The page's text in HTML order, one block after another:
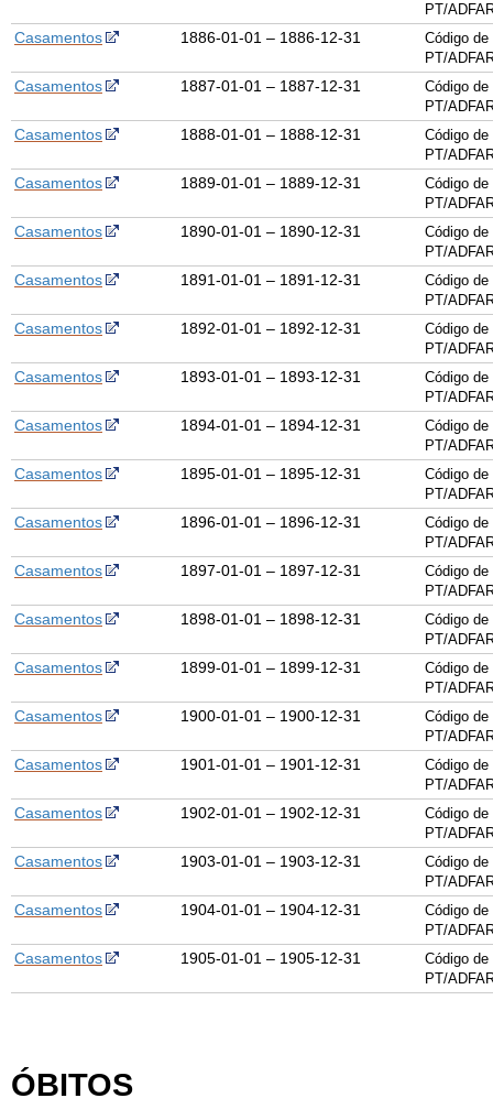
PT/
Casamentos 1886-01-01 – 1886-12-31
Código
PT/
Casamentos 1887-01-01 – 1887-12-31
Código
PT/
Casamentos 1888-01-01 – 1888-12-31
Código
PT/
Casamentos 1889-01-01 – 1889-12-31
Código
PT/
Casamentos 1890-01-01 – 1890-12-31
Código
PT/
Casamentos 1891-01-01 – 1891-12-31
Código
PT/
Casamentos 1892-01-01 – 1892-12-31
Código
PT/
Casamentos 1893-01-01 – 1893-12-31
Código
PT/
Casamentos 1894-01-01 – 1894-12-31
Código
PT/
Casamentos 1895-01-01 – 1895-12-31
Código
PT/
Casamentos 1896-01-01 – 1896-12-31
Código
PT/
Casamentos 1897-01-01 – 1897-12-31
Código
PT/
Casamentos 1898-01-01 – 1898-12-31
Código
PT/
Casamentos 1899-01-01 – 1899-12-31
Código
PT/
Casamentos 1900-01-01 – 1900-12-31
Código
PT/
Casamentos 1901-01-01 – 1901-12-31
Código
PT/
Casamentos 1902-01-01 – 1902-12-31
Código
PT/
Casamentos 1903-01-01 – 1903-12-31
Código
PT/
Casamentos 1904-01-01 – 1904-12-31
Código
PT/
Casamentos 1905-01-01 – 1905-12-31
Código
PT/
ÓBITOS